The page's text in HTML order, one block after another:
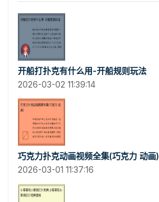
开船打扑克有什么用-开船规则玩法
2026-03-02 11:39:14
巧克力扑克动画视频全集(巧克力 动画)
2026-03-01 11:37:16